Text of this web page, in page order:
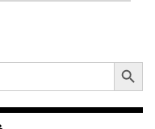
Search Button